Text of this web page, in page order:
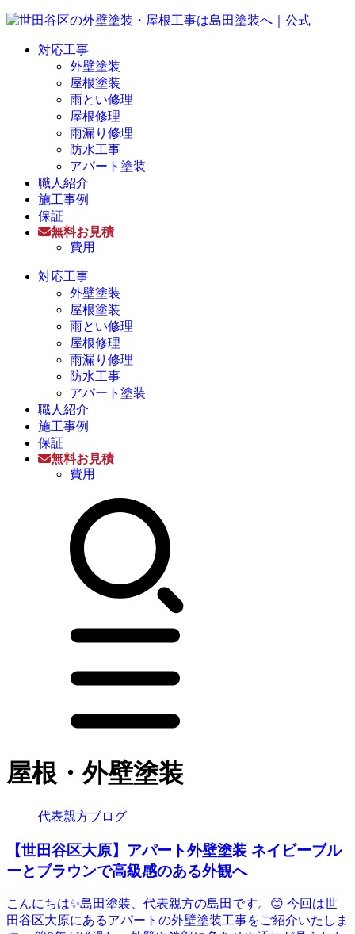
対応工事
外壁塗装
屋根塗装
雨とい修理
屋根修理
雨漏り修理
防水工事
アパート塗装
職人紹介
施工事例
保証
無料お見積
費用
対応工事
外壁塗装
屋根塗装
雨とい修理
屋根修理
雨漏り修理
防水工事
アパート塗装
職人紹介
施工事例
保証
無料お見積
費用
屋根・外壁塗装
代表親方ブログ
【世田谷区大原】アパート外壁塗装 ネイビーブル
ーとブラウンで高級感のある外観へ
こんにちは✨島田塗装、代表親方の島田です。😊 今回は世
田谷区大原にあるアパートの外壁塗装工事をご紹介いたしま